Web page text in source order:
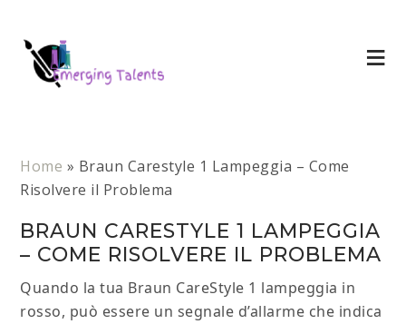
Home » Braun Carestyle 1 Lampeggia – Come
Risolvere il Problema​
BRAUN CARESTYLE 1 LAMPEGGIA
– COME RISOLVERE IL PROBLEMA​
Quando la tua Braun CareStyle 1 lampeggia in
rosso, può essere un segnale d’allarme che indica